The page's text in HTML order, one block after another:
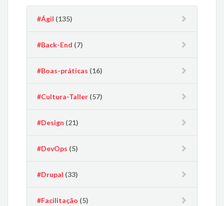
#Ágil (135)
#Back-End (7)
#Boas-práticas (16)
#Cultura-Taller (57)
#Design (21)
#DevOps (5)
#Drupal (33)
#Facilitação (5)